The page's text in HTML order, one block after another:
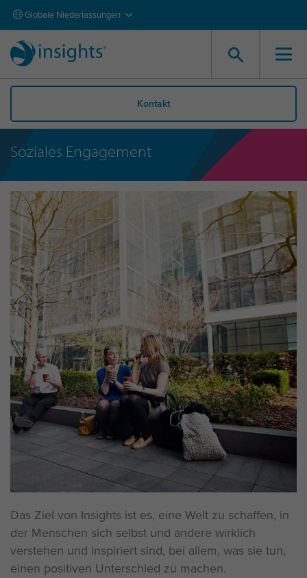
Globale Niederlassungen
Kontakt
Soziales Engagement
Das Ziel von Insights ist es, eine Welt zu schaffen, in
der Menschen sich selbst und andere wirklich
verstehen und inspiriert sind, bei allem, was sie tun,
einen positiven Unterschied zu machen.